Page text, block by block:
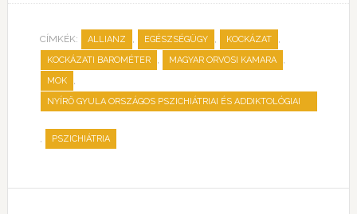
CÍMKÉK: ALLIANZ , EGÉSZSÉGÜGY , KOCKÁZAT ,
KOCKÁZATI BAROMÉTER , MAGYAR ORVOSI KAMARA ,
MOK ,
NYÍRŐ GYULA ORSZÁGOS PSZICHIÁTRIAI ÉS ADDIKTOLÓGIAI
, PSZICHIÁTRIA